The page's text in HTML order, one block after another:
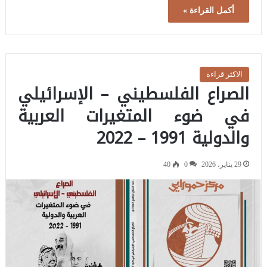
أكمل القراءة »
الاكثر قراءة
الصراع الفلسطيني – الإسرائيلي
في ضوء المتغيرات العربية
والدولية 1991 – 2022
29 يناير، 2026 0
40